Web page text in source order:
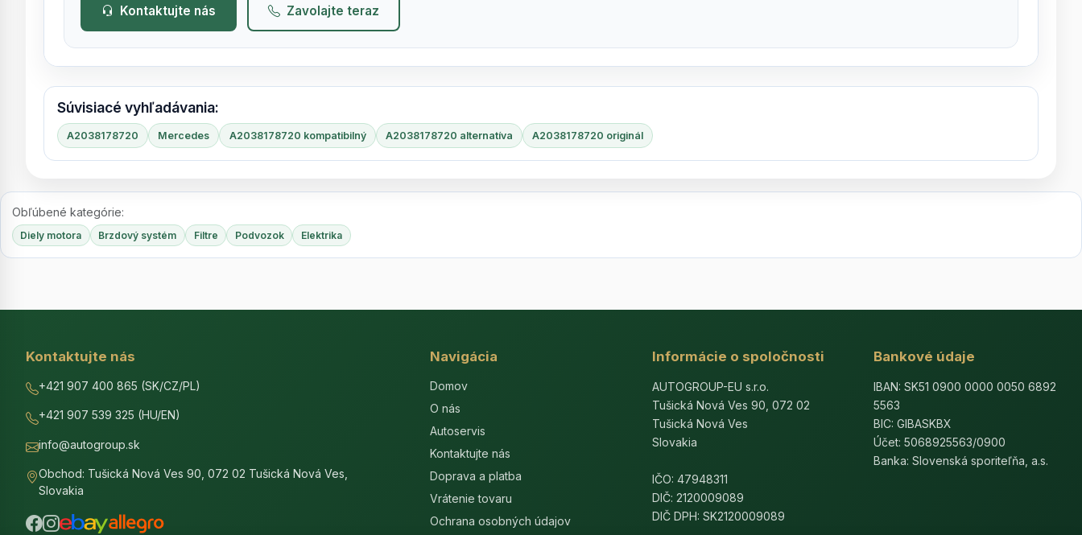
Kontaktujte nás Zavolajte teraz
Súvisiacé vyhľadávania:
A2038178720 Mercedes A2038178720 kompatibilný A2038178720 alternatíva A2038178720 originál
Obľúbené kategórie:
Diely motora Brzdový systém Filtre Podvozok Elektrika
Kontaktujte nás
+421 907 400 865 (SK/CZ/PL)
+421 907 539 325 (HU/EN)
info@autogroup.sk
Obchod: Tušická Nová Ves 90, 072 02 Tušická Nová Ves,
Slovakia
Navigácia
Domov
O nás
Autoservis
Kontaktujte nás
Doprava a platba
Vrátenie tovaru
Ochrana osobných údajov
Informácie o spoločnosti
AUTOGROUP-EU s.r.o.
Tušická Nová Ves 90, 072 02
Tušická Nová Ves
Slovakia
IČO: 47948311
DIČ: 2120009089
DIČ DPH: SK2120009089
Bankové údaje
IBAN: SK51 0900 0000 0050 6892
5563
BIC: GIBASKBX
Účet: 5068925563/0900
Banka: Slovenská sporiteľňa, a.s.